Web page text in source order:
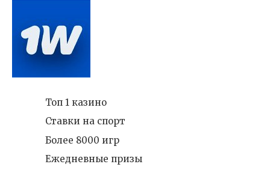
Топ 1 казино
Ставки на спорт
Более 8000 игр
Ежедневные призы